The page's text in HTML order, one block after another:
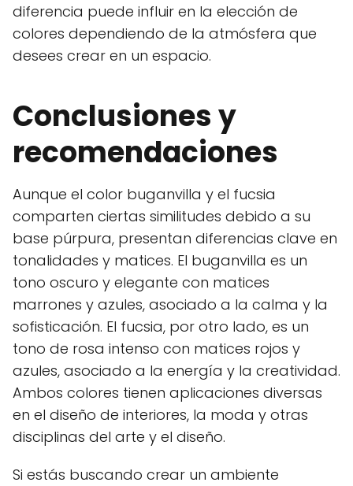
diferencia puede influir en la elección de
colores dependiendo de la atmósfera que
desees crear en un espacio.
Conclusiones y
recomendaciones
Aunque el color buganvilla y el fucsia
comparten ciertas similitudes debido a su
base púrpura, presentan diferencias clave en
tonalidades y matices. El buganvilla es un
tono oscuro y elegante con matices
marrones y azules, asociado a la calma y la
sofisticación. El fucsia, por otro lado, es un
tono de rosa intenso con matices rojos y
azules, asociado a la energía y la creatividad.
Ambos colores tienen aplicaciones diversas
en el diseño de interiores, la moda y otras
disciplinas del arte y el diseño.
Si estás buscando crear un ambiente